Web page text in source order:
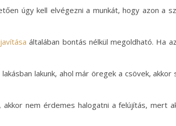
úgy kell elvégezni a munkát, hogy azon a
általában bontás nélkül megoldható. Ha
lakunk, ahol már öregek a csövek, akkor
nem érdemes halogatni a felújítás, mert